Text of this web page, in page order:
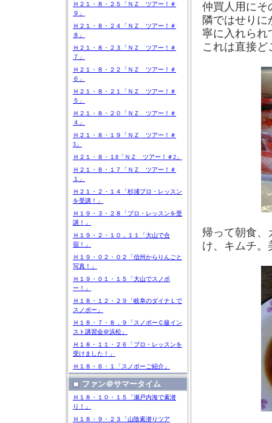
Ｈ２１・８・２５「ＮＺ ツアー！＃
９」
Ｈ２１・８・２４「ＮＺ ツアー！＃
８」
Ｈ２１・８・２３「ＮＺ ツアー！＃
７」
Ｈ２１・８・２２「ＮＺ ツアー！＃
６」
Ｈ２１・８・２１「ＮＺ ツアー！＃
５」
Ｈ２１・８・２０「ＮＺ ツアー！＃
４」
Ｈ２１・８・１９「ＮＺ ツアー！＃
3」
Ｈ２１・８・１8「ＮＺ ツアー！＃2」
Ｈ２１・８・１７「ＮＺ ツアー！＃
１」
Ｈ２１・２・１４「杉浦プロ・レッスン
を受講！」
Ｈ１９・３・２８「プロ・レッスンを受
講！」
Ｈ１９・２・１０，１１「大山で合
宿！」
Ｈ１９・０２・０２「信州からりんごと
写真！」
Ｈ１９・０１・１５「大山でスノボ
ー！」
Ｈ１８・１２・２９「岐阜のダイナＬで
スノボー」
Ｈ１８・７・８，９「スノボーＣ級イン
スト講習会＠浜松」
Ｈ１８・１１・２６「プロ・レッスンを
受けました！」
Ｈ１８・６・１「スノボーご紹介」
ファン＠サマータイム
Ｈ１８・１０・１５「瀬戸内海で素潜
り！」
Ｈ１８・９・２３「山陰素潜りツア
仲買人用にそ
隣ではせり
寧に入れられ
これは直接ど
帰って朝食、
け、キムチ。